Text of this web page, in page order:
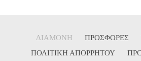
ΔΙΑΜΟΝΗ ΠΡΟΣΦΟΡΕΣ
ΠΟΛΙΤΙΚΗ ΑΠΟΡΡΗΤΟΥ